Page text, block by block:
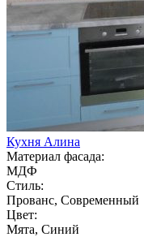
Кухня Алина
Материал фасада:
МДФ
Стиль:
Прованс, Современный
Цвет:
Мята, Синий